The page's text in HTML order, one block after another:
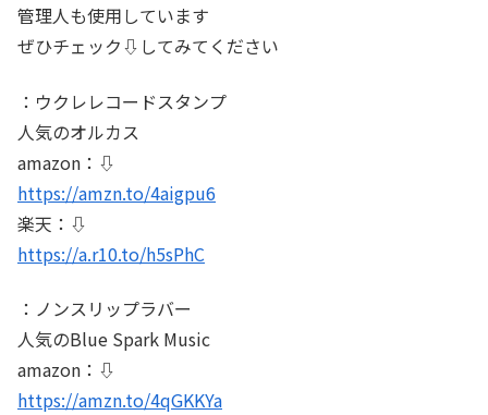
管理人も使用しています
ぜひチェック⇩してみてください
：ウクレレコードスタンプ
人気のオルカス
amazon：⇩
https://amzn.to/4aigpu6
楽天：⇩
https://a.r10.to/h5sPhC
：ノンスリップラバー
人気のBlue Spark Music
amazon：⇩
https://amzn.to/4qGKKYa